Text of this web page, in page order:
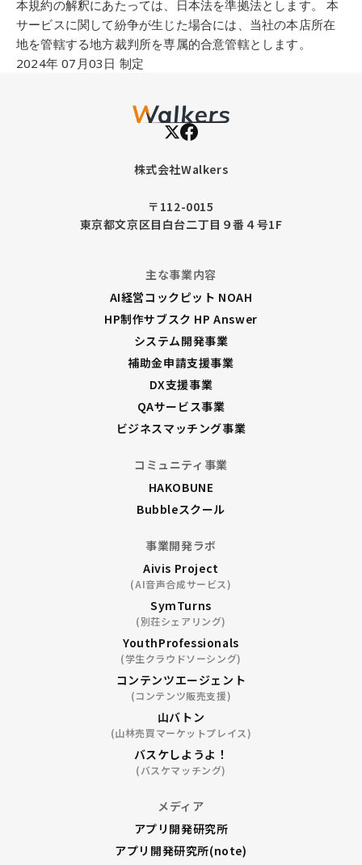
本規約の解釈にあたっては、日本法を準拠法とします。 本
サービスに関して紛争が生じ た場合には、当社の本 店所在
地を管轄する地方裁判所を専属的合意管轄と します。
2024年 07 月03 日 制定
株式会社Walkers
〒112-0015
東京都文京区目白台二丁目９番４号1F
主な事業内容
AI経営コックピット NOAH
HP制作サブスク HP Answer
システム開発事業
補助金申請支援事業
DX支援事業
QAサービス事業
ビジネスマッチング事業
コミュニティ事業
HAKOBUNE
Bubbleスクール
事業開発ラボ
Aivis Project
(AI音声合成サービス)
SymTurns
(別荘シェアリング)
YouthProfessionals
(学生クラウドソーシング)
コンテンツエージェント
(コンテンツ販売支援)
山バトン
(山林売買マーケットプレイス)
バスケしようよ！
(バスケマッチング)
メディア
アプリ開発研究所
アプリ開発研究所(note)